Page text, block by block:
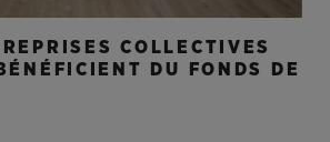
COLLECTIVES
DU FONDS DE